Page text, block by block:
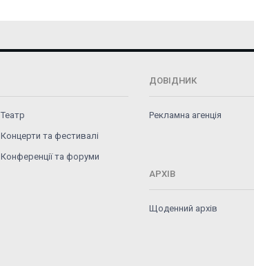
Театр
Концерти та фестивалі
Конференції та форуми
ДОВІДНИК
Рекламна агенція
АРХІВ
Щоденний архів